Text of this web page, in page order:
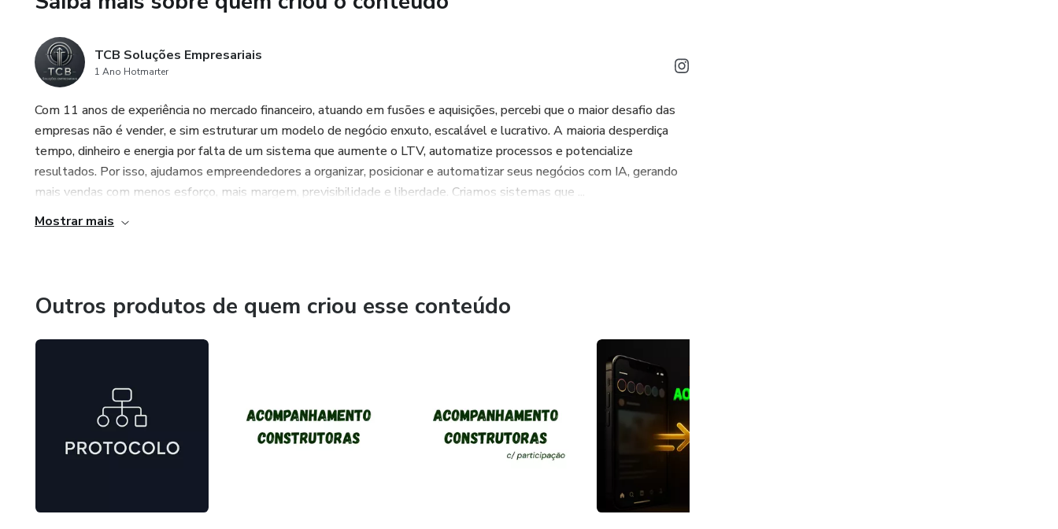
TCB Soluções Empresariais
1 Ano Hotmarter
Com 11 anos de experiência no mercado financeiro, atuando em fusões e aquisições, percebi que o maior desafio das
empresas não é vender, e sim estruturar um modelo de negócio enxuto, escalável e lucrativo. A maioria desperdiça
tempo, dinheiro e energia por falta de um sistema que aumente o LTV, automatize processos e potencialize
resultados. Por isso, ajudamos empreendedores a organizar, posicionar e automatizar seus negócios com IA, gerando
mais vendas com menos esforço, mais margem, previsibilidade e liberdade. Criamos sistemas que ...
Mostrar mais
Outros produtos de quem criou esse conteúdo